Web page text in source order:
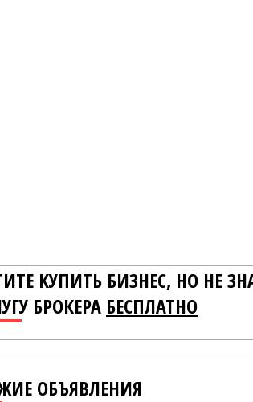
КУПИТЬ БИЗНЕС, НО НЕ
БРОКЕРА БЕСПЛАТНО
ОБЪЯВЛЕНИЯ